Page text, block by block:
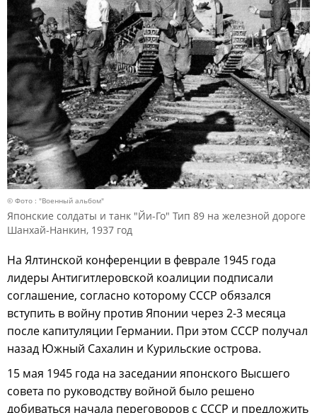
© Фото : "Военный альбом"
Японские солдаты и танк "Йи-Го" Тип 89 на железной дороге
Шанхай-Нанкин, 1937 год
На Ялтинской конференции в феврале 1945 года
лидеры Антигитлеровской коалиции подписали
соглашение, согласно которому СССР обязался
вступить в войну против Японии через 2-3 месяца
после капитуляции Германии. При этом СССР получал
назад Южный Сахалин и Курильские острова.
15 мая 1945 года на заседании японского Высшего
совета по руководству войной было решено
добиваться начала переговоров с СССР и предложить